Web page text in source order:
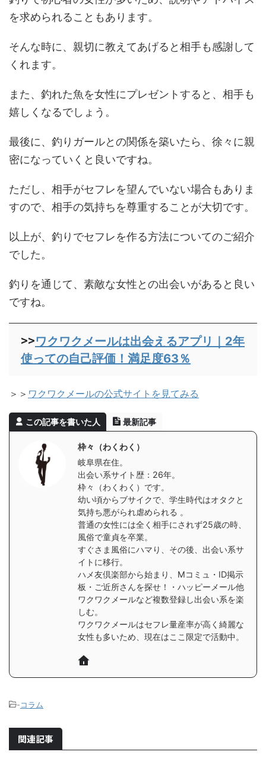
を求められることもあります。
そんな時に、親切に教えてあげると相手も感謝して
くれます。
また、釣れた魚を女性にプレゼントすると、相手も
嬉しくなるでしょう。
最後に、釣りガールとの関係を築いたら、徐々に親
密になっていくと良いですね。
ただし、相手がセフレを望んでいない場合もありま
すので、相手の気持ちを尊重することが大切です。
以上が、釣りでセフレを作る方法についてのご紹介
でした。
釣りを通じて、素敵な女性との出会いがあると良い
ですね。
>>ワクワクメールは出会えるアプリ｜2年
使っての自己評価！満足度63％
＞＞ ワクワクメールの公式サイトを見てみる
この記事を書いた人 最新記事
枠々（わくわく）
岐阜県在住。
出会い系サイト歴：26年。
枠々（わくわく）です。
幼い頃からブサイクで、学生時代はオタクと
気持ち悪がられ虐められる 。
普通の女性には全く相手にされず25歳の時、
風俗で童貞を卒業。
すぐさま風俗にハマり、その後、出会い系サ
イトに移行。
ハメ友倶楽部から始まり、Mコミュ・ID掲示
板・ご近所さんを探せ！・ハッピーメール他
ワクワクメールなど複数登録し出会い系を楽
しむ。
ワクワクメールはセフレ量産率が高く綺麗な
女性も多いため、現在はここ限定で活動中。
-コラム
関連記事